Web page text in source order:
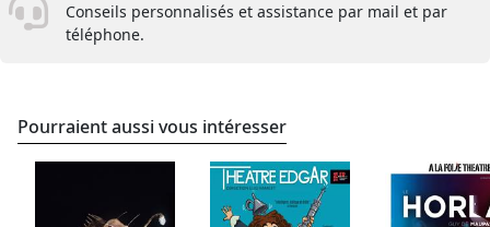
Conseils personnalisés et assistance par mail et par
téléphone.
Pourraient aussi vous intéresser